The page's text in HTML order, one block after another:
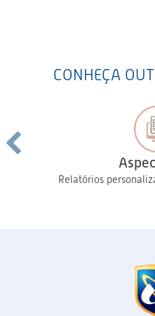
CONHEÇA
Relatórios